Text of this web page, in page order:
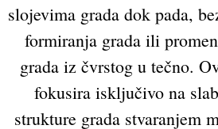
slojevima grada dok pada,
formiranja grada ili
grada iz čvrstog u tečno.
fokusira isključivo na
strukture grada stvaranjem